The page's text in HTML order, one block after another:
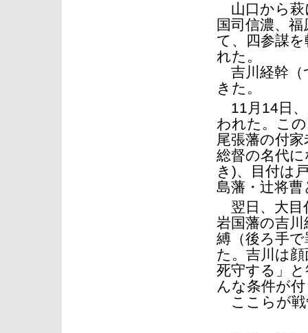
山口から萩
国司信濃、
て、四参謀
れた。
吉川経幹（
きた。
11月14日、
われた。こ
尾張藩の付
総督の名代
き)、目付は
島藩・辻将
翌日、大目
岩国藩の吉
縛（後ろ手
た。吉川は
死守する」
んな条件が
ここらが戦